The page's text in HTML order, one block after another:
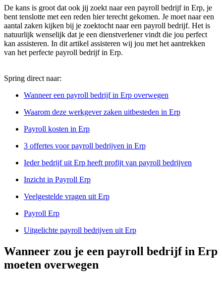
De kans is groot dat ook jij zoekt naar een payroll bedrijf in Erp, je
bent tenslotte met een reden hier terecht gekomen. Je moet naar een
aantal zaken kijken bij je zoektocht naar een payroll bedrijf. Het is
natuurlijk wenselijk dat je een dienstverlener vindt die jou perfect
kan assisteren. In dit artikel assisteren wij jou met het aantrekken
van het perfecte payroll bedrijf in Erp.
Spring direct naar:
Wanneer een payroll bedrijf in Erp overwegen
Waarom deze werkgever zaken uitbesteden in Erp
Payroll kosten in Erp
3 offertes voor payroll bedrijven in Erp
Ieder bedrijf uit Erp heeft profijt van payroll bedrijven
Inzicht in Payroll Erp
Veelgestelde vragen uit Erp
Payroll Erp
Uitgelichte payroll bedrijven uit Erp
Wanneer zou je een payroll bedrijf in Erp
moeten overwegen